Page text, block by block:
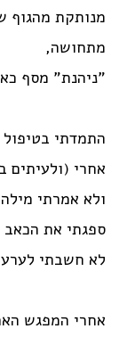
מנותקת מהגוף
מתחושה,
"ניהנת" מסף
התמדתי
אחרי
ולא אמרתי
ספגתי את
לא חשבתי
אחרי המפגש